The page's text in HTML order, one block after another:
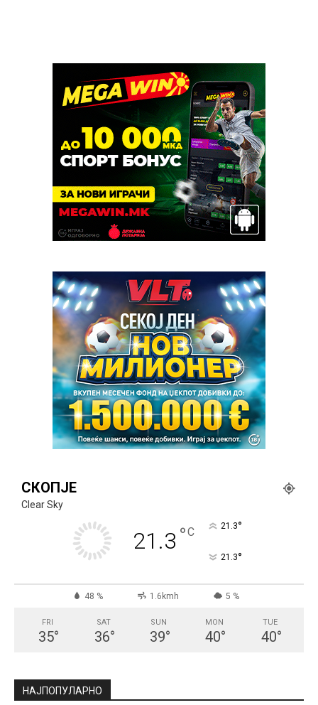
СКОПЈЕ
Clear Sky
21.3 °C 21.3°
21.3°
48 % 1.6kmh 5 %
FRI
35°
SAT
36°
SUN
39°
MON
40°
TUE
40°
НАЈПОПУЛАРНО